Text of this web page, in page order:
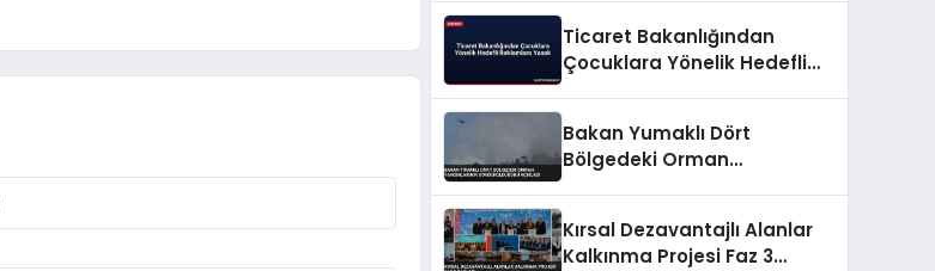
Ticaret Bakanlığından
Çocuklara Yönelik Hedefli
Bakan Yumaklı Dört
Bölgedeki Orman
Kırsal Dezavantajlı Alanlar
Kalkınma Projesi Faz 3